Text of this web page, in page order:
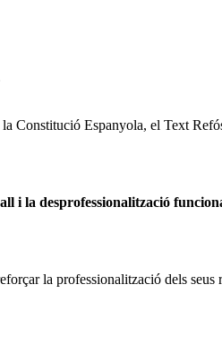
Constitució Espanyola, el Text
i la desprofessionalització
la professionalització dels seus